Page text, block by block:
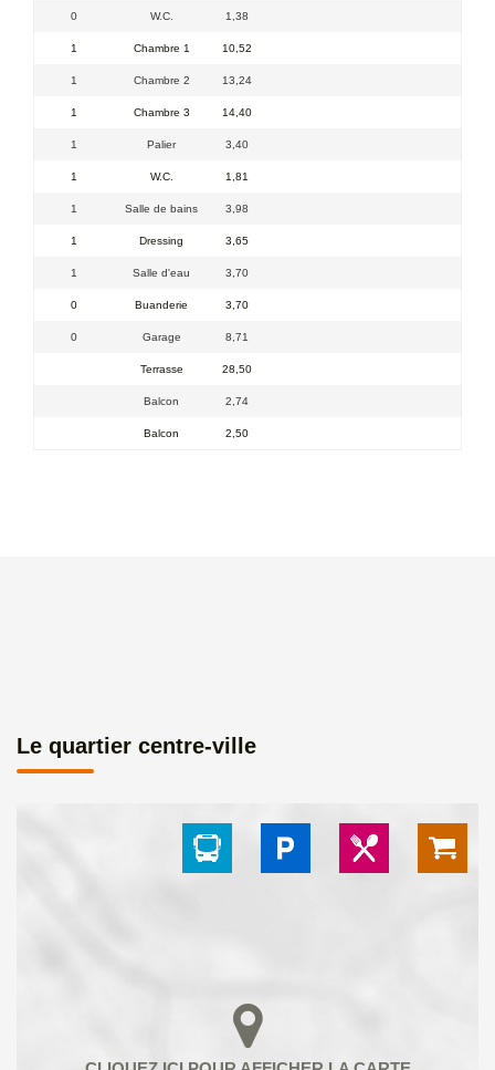
0 W.C. 1,38
1 Chambre 1 10,52
1 Chambre 2 13,24
1 Chambre 3 14,40
1 Palier 3,40
1 W.C. 1,81
1 Salle de bains 3,98
1 Dressing 3,65
1 Salle d'eau 3,70
0 Buanderie 3,70
0 Garage 8,71
Terrasse 28,50
Balcon 2,74
Balcon 2,50
Le quartier centre-ville